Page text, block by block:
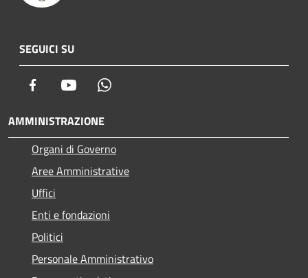
SEGUICI SU
Facebook Youtube
AMMINISTRAZIONE
Organi di Governo
Aree Amministrative
Uffici
Enti e fondazioni
Politici
Personale Amministrativo